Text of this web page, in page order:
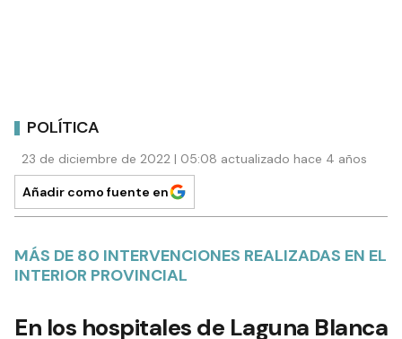
POLÍTICA
23 de diciembre de 2022 | 05:08 actualizado hace 4 años
Añadir como fuente en
MÁS DE 80 INTERVENCIONES REALIZADAS EN EL
INTERIOR PROVINCIAL
En los hospitales de Laguna Blanca